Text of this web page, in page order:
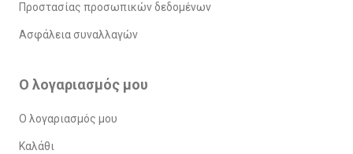
Προστασίας προσωπικών δεδομένων
Ασφάλεια συναλλαγών
Ο λογαριασμός μου
Ο λογαριασμός μου
Καλάθι